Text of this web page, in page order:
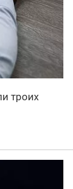
троих